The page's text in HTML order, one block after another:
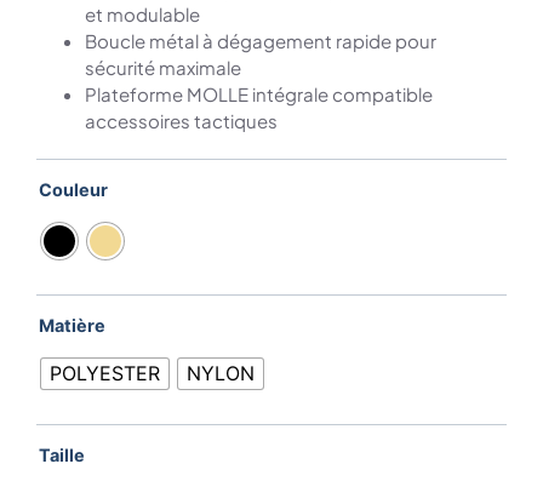
et modulable
Boucle métal à dégagement rapide pour
sécurité maximale
Plateforme MOLLE intégrale compatible
accessoires tactiques
Couleur
Matière
POLYESTER NYLON
Taille